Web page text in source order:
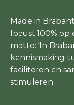
Made in
focust 100% op
motto: ‘In
kennismaking
faciliteren en
stimuleren.